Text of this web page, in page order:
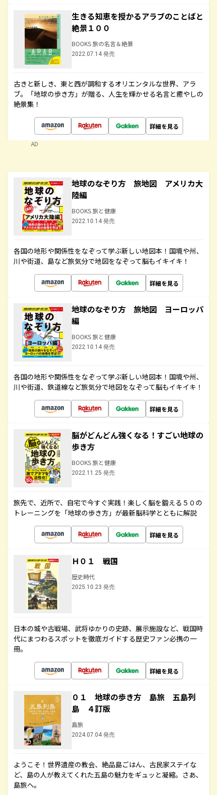
生きる知恵を授かるアラブのことばと
絶景１００
BOOKS 旅の名言＆絶景
2022.07.14 発売
古きと新しき、東と西が調和するオリエンタルな世界、アラ
ブ。「地球の歩き方」が贈る、人生を輝かせる名言と癒やしの
絶景集！
詳細を見る
AD
地球のなぞり方 旅地図 アメリカ大
陸編
BOOKS 旅と健康
2022.10.14 発売
各国の地形や関係性をなぞって学ぶ新しい地図本！国境や州、
川や街道、島など旅気分で地図をなぞって脳もイキイキ！
詳細を見る
地球のなぞり方 旅地図 ヨーロッパ
編
BOOKS 旅と健康
2022.10.14 発売
各国の地形や関係性をなぞって学ぶ新しい地図本！国境や州、
川や街道、鉄道線など旅気分で地図をなぞって脳もイキイキ！
詳細を見る
脳がどんどん強くなる！すごい地球の
歩き方
BOOKS 旅と健康
2022.11.25 発売
旅先で、近所で、自宅で今すぐ実践！楽しく脳を鍛える５０の
トレーニングを「地球の歩き方」が最新脳科学とともに解説
詳細を見る
Ｈ０１ 戦国
歴史時代
2025.10.23 発売
日本の城や古戦場、武将ゆかりの史跡、展示施設など、戦国時
代にまつわるスポットを徹底ガイドする歴史ファン必携の一
冊。
詳細を見る
０１ 地球の歩き方 島旅 五島列
島 ４訂版
島旅
2024.07.04 発売
ようこそ！世界遺産の教会、絶品島ごはん、古民家ステイな
ど、島の人が教えてくれた五島の魅力をギュッと凝縮。さあ、
島旅へ。